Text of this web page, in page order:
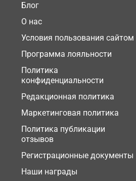
Блог
О нас
Условия пользования сайтом
Программа лояльности
Политика
конфиденциальности
Редакционная политика
Маркетинговая политика
Политика публикации
отзывов
Регистрационные документы
Наши награды